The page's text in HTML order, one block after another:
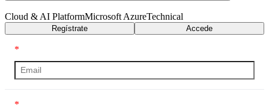
Cloud & AI PlatformMicrosoft AzureTechnical
Regístrate Accede
*
*